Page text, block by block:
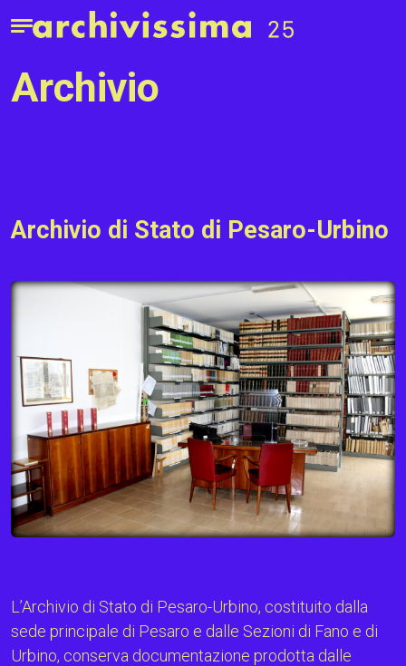
Home page
Apri il menu
archivio
Archivio di Stato di Pesaro-Urbino
L’Archivio di Stato di Pesaro-Urbino, costituito dalla
sede principale di Pesaro e dalle Sezioni di Fano e di
Urbino, conserva documentazione prodotta dalle